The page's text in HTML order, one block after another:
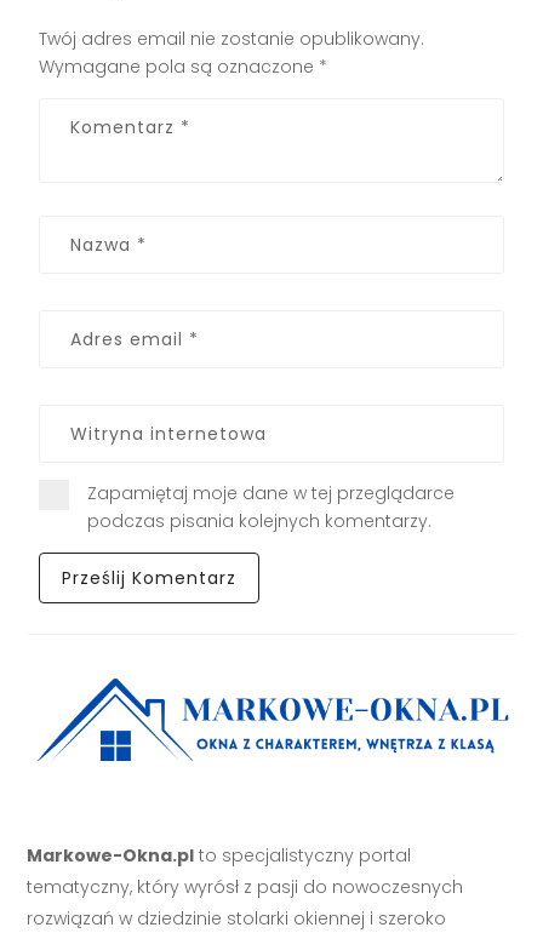
Twój adres email nie zostanie opublikowany.
Wymagane pola są oznaczone *
Zapamiętaj moje dane w tej przeglądarce
podczas pisania kolejnych komentarzy.
Markowe-Okna.pl to specjalistyczny portal
tematyczny, który wyrósł z pasji do nowoczesnych
rozwiązań w dziedzinie stolarki okiennej i szeroko